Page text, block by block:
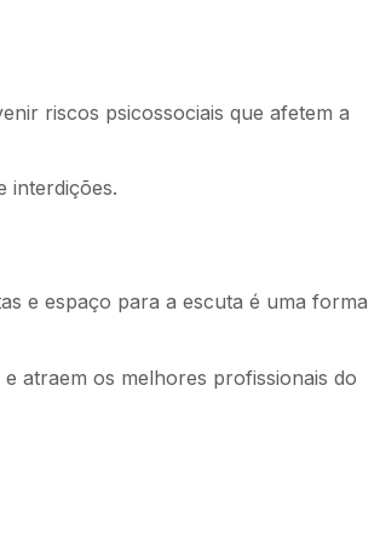
riscos psicossociais que afetem a
interdições.
e espaço para a escuta é uma forma
atraem os melhores profissionais do